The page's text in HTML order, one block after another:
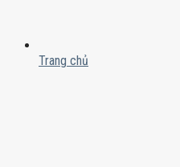
Trang chủ